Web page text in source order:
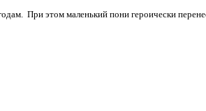
При этом маленький пони героически